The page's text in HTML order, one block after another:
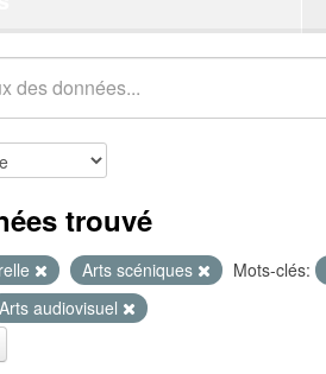
trouvé
Arts scéniques
Mots-clés:
Arts audiovisuel